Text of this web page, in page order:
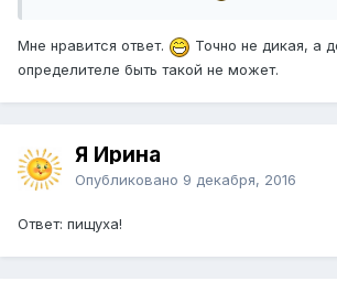
Мне нравится ответ.
Точно не дикая, а
определителе быть такой не может.
Я Ирина
Опубликовано 9 декабря, 2016
Ответ: пищуха!